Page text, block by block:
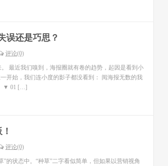
误还是巧思？
评论(0)
最近我们嗅到，海报圈就有卷的趋势，起因是看到小
开始，我们连小度的影子都没看到： 阅海报无数的我
▼ 01 […]
评论(0)
的状态中。“种草”二字看似简单，但如果以营销视角